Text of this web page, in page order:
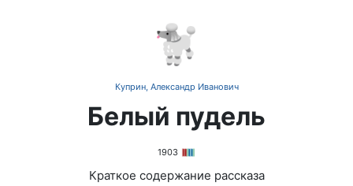
🐩
Куприн, Александр Иванович
Белый пудель
1903
Краткое содержание рассказа